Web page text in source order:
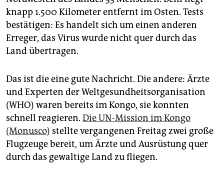
knapp 1.500 Kilometer entfernt im Osten. Tests
bestätigen: Es handelt sich um einen anderen
Erreger, das Virus wurde nicht quer durch das
Land übertragen.
Das ist die eine gute Nachricht. Die andere: Ärzte
und Experten der Weltgesundheitsorganisation
(WHO) waren bereits im Kongo, sie konnten
schnell reagieren. Die UN-Mission im Kongo
(Monusco) stellte vergangenen Freitag zwei große
Flugzeuge bereit, um Ärzte und Ausrüstung quer
durch das gewaltige Land zu fliegen.